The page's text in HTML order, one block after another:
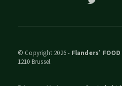
© Copyright 2026 - Flanders’ FOOD
1210 Brussel